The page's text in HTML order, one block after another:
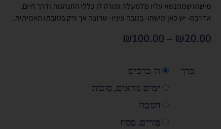
מישהו שמתנשא עליו מלמעלה ומורה לו כללי התנהגות ודרך חיים.
אדרבה- יש כאן מישהו- בגובה עיניו- שרוצה אך ורק בטובתו האמיתית.
₪20.00
–
₪100.00
כרך
ה' כרכים
ימים נוראים, סוכות
חנוכה
פורים, פסח